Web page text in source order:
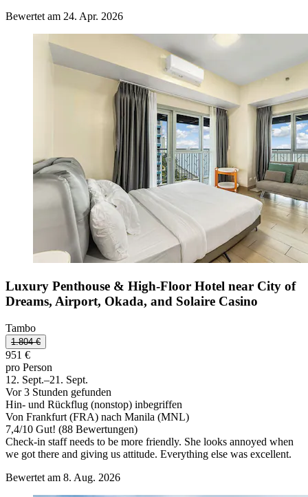
Bewertet am 24. Apr. 2026
Luxury Penthouse & High-Floor Hotel near City of
Dreams, Airport, Okada, and Solaire Casino
Tambo
1.804 €
951 €
pro Person
12. Sept.–21. Sept.
Vor 3 Stunden gefunden
Hin- und Rückflug (nonstop) inbegriffen
Von Frankfurt (FRA) nach Manila (MNL)
7,4/10 Gut! (88 Bewertungen)
Check-in staff needs to be more friendly. She looks annoyed when
we got there and giving us attitude. Everything else was excellent.
Bewertet am 8. Aug. 2026